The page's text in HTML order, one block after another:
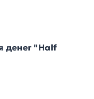
денег "Half